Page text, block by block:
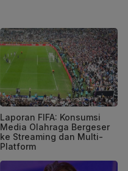
Laporan FIFA: Konsumsi
Media Olahraga Bergeser
ke Streaming dan Multi-
Platform